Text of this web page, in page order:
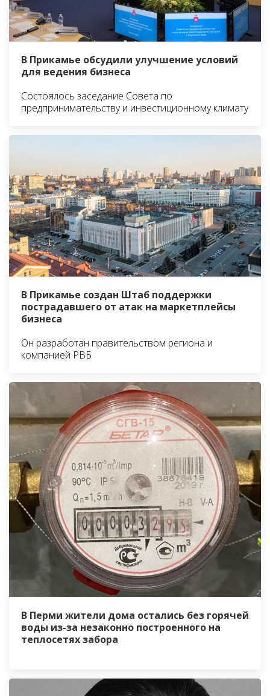
В Прикамье обсудили улучшение условий
для ведения бизнеса
Состоялось заседание Совета по
предпринимательству и инвестиционному климату
В Прикамье создан Штаб поддержки
пострадавшего от атак на маркетплейсы
бизнеса
Он разработан правительством региона и
компанией РВБ
В Перми жители дома остались без горячей
воды из-за незаконно построенного на
теплосетях забора